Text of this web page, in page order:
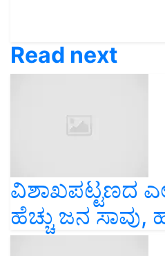
Read next
ವಿಶಾಖಪಟ್ಟಣದ
ಹೆಚ್ಚು ಜನ ಸಾವು,